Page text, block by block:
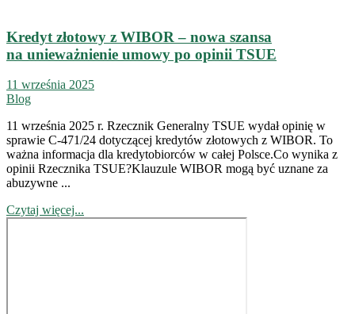
Kredyt złotowy z WIBOR – nowa szansa
na unieważnienie umowy po opinii TSUE
11 września 2025
Blog
11 września 2025 r. Rzecznik Generalny TSUE wydał opinię w
sprawie C-471/24 dotyczącej kredytów złotowych z WIBOR. To
ważna informacja dla kredytobiorców w całej Polsce.Co wynika z
opinii Rzecznika TSUE?Klauzule WIBOR mogą być uznane za
abuzywne ...
Czytaj więcej...